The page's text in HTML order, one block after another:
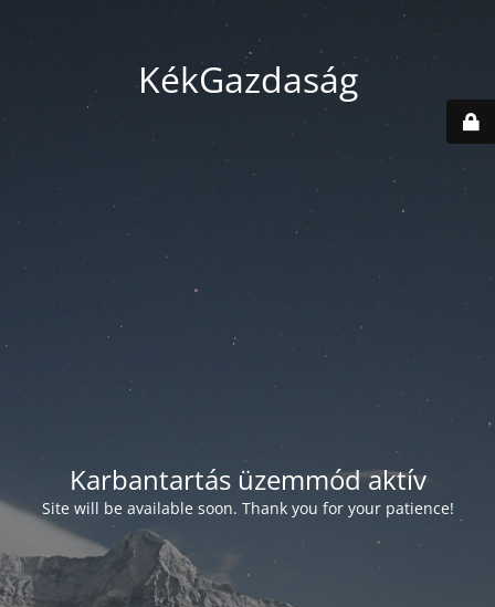
KékGazdaság
Karbantartás üzemmód aktív
Site will be available soon. Thank you for your patience!